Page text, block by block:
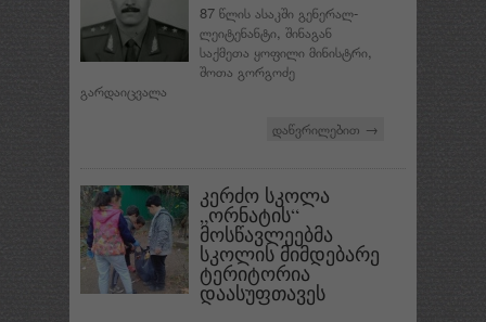
87 წლის ასაკში გენერალ-
ლეიტენანტი, შინაგან
საქმეთა ყოფილი მინისტრი,
შოთა გორგოძე
გარდაიცვალა
დაწვრილებით →
კერძო სკოლა
„ორნატის“
მოსწავლეებმა
სკოლის მიმდებარე
ტერიტორია
დაასუფთავეს